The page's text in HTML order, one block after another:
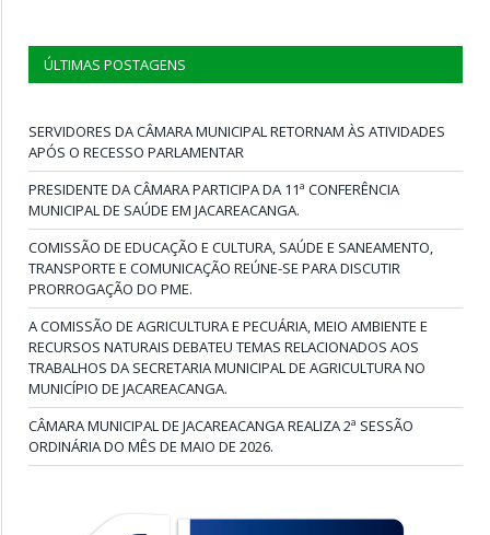
ÚLTIMAS POSTAGENS
SERVIDORES DA CÂMARA MUNICIPAL RETORNAM ÀS ATIVIDADES
APÓS O RECESSO PARLAMENTAR
PRESIDENTE DA CÂMARA PARTICIPA DA 11ª CONFERÊNCIA
MUNICIPAL DE SAÚDE EM JACAREACANGA.
COMISSÃO DE EDUCAÇÃO E CULTURA, SAÚDE E SANEAMENTO,
TRANSPORTE E COMUNICAÇÃO REÚNE-SE PARA DISCUTIR
PRORROGAÇÃO DO PME.
A COMISSÃO DE AGRICULTURA E PECUÁRIA, MEIO AMBIENTE E
RECURSOS NATURAIS DEBATEU TEMAS RELACIONADOS AOS
TRABALHOS DA SECRETARIA MUNICIPAL DE AGRICULTURA NO
MUNICÍPIO DE JACAREACANGA.
CÂMARA MUNICIPAL DE JACAREACANGA REALIZA 2ª SESSÃO
ORDINÁRIA DO MÊS DE MAIO DE 2026.